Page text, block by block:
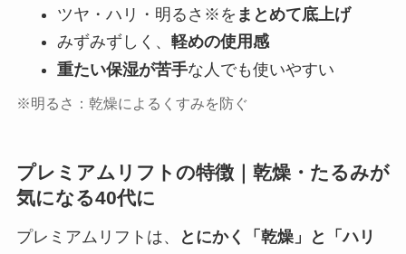
ツヤ・ハリ・明るさ※を まとめて底上げ
みずみずしく、 軽めの使用感
重たい保湿が苦手な人でも使いやすい
※明るさ：乾燥によるくすみを防ぐ
プレミアムリフトの特徴｜乾燥・たるみが
気になる40代に
プレミアムリフトは、
とにかく「乾燥」と「ハリ